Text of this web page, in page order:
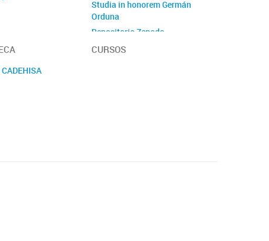
Studia in honorem Germán
Orduna
Repositorio Zenodo
CURSOS